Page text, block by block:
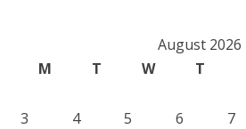
August 2026
M
T W T
3
4 5 6 7